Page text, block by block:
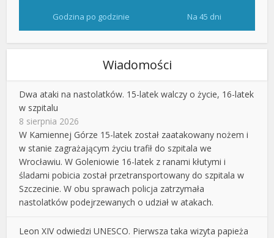
Godzina po godzinie Na 45 dni
Wiadomości
Dwa ataki na nastolatków. 15-latek walczy o życie, 16-latek
w szpitalu
8 sierpnia 2026
W Kamiennej Górze 15-latek został zaatakowany nożem i
w stanie zagrażającym życiu trafił do szpitala we
Wrocławiu. W Goleniowie 16-latek z ranami kłutymi i
śladami pobicia został przetransportowany do szpitala w
Szczecinie. W obu sprawach policja zatrzymała
nastolatków podejrzewanych o udział w atakach.
Leon XIV odwiedzi UNESCO. Pierwsza taka wizyta papieża